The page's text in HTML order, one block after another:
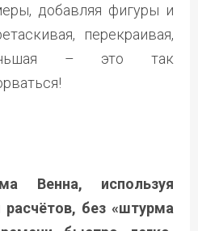
добавляя фигуры и
перекраивая,
– это так
Венна, используя
без «штурма